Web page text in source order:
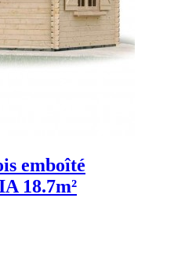
emboîté
18.7m²